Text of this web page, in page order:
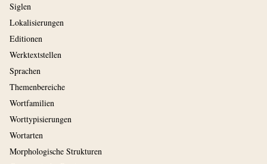
Siglen
Lokalisierungen
Editionen
Werktextstellen
Sprachen
Themenbereiche
Wortfamilien
Worttypisierungen
Wortarten
Morphologische Strukturen